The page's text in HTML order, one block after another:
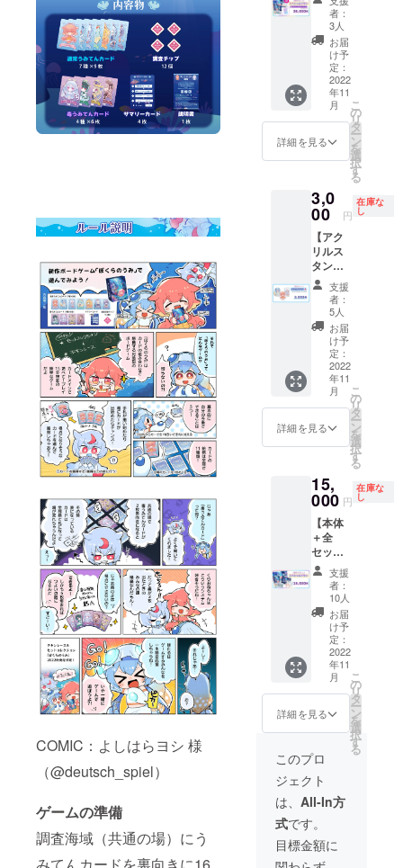
COMIC：よしはらヨシ 様
（@deutsch_spiel）
ゲームの準備
調査海域（共通の場）にう
【料
金】 プ
ラン料
13,500
円（消
費税
込） ※
送料は
弊社で
＋新規
うみて
ん制作
権】
『ぼく
らのう
み』本
体1セッ
ト、プ
レイ
マット1
枚、描
しカー
ド3種、
設定資
料集1冊
すべて
を盛り
込んだ
スペ
シャル
セット
に描き
下ろし
イラス
トをご
提供い
たしま
す！ お
みてん
化させ
ていた
だきま
す！ イ
ラスト
はPSD
データ
での納
品を予
定して
おりま
す。
【料
金】 プ
ラン料
金
費税
料
者：
3人
お届
け予
定：
2022
年11
月
詳細を見る
こ
の
リ
タ
ー
ン
を
選
択
す
る
3,0
00 円
在庫な
し
【アク
リルス
タンド3
種】
『ぼく
らのう
み』ア
クリル
スタン
ド3種
（めん
だこ／
ほたる
いか／
くりお
ね）を
する
グッズ
プラン
です。
※ぼくら
のうみ
本体は
付いて
おりま
せんの
でご注
意くだ
さい。
サイズ
6cm×6
cmの予
んだ
こ…1個
ほたる
いか…1
個 くり
おね…1
個 【料
金】 プ
支援
者：
5人
お届
け予
定：
2022
年11
月
詳細を見る
こ
の
リ
タ
ー
ン
を
選
択
す
る
15,
000 円
在庫な
し
【本体
＋全
セット
プラ
ン】
『ぼく
らのう
み』本
体1セッ
ト、プ
レイ
マット1
枚、描
き下ろ
しカー
ド3種、
設定資
料集1冊
すべて
を盛り
込んだ
スペ
シャル
セット
支援
者：
10人
お届
け予
定：
2022
年11
月
詳細を見る
こ
の
リ
タ
ー
ン
を
選
択
す
る
このプロ
ジェクト
は、 All-In方
式です。
目標金額に